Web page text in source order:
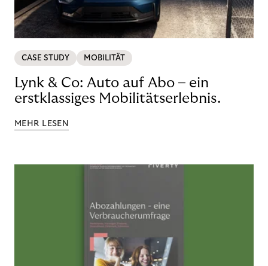
CASE STUDY MOBILITÄT
Lynk & Co: Auto auf Abo – ein
erstklassiges Mobilitätserlebnis.
MEHR LESEN